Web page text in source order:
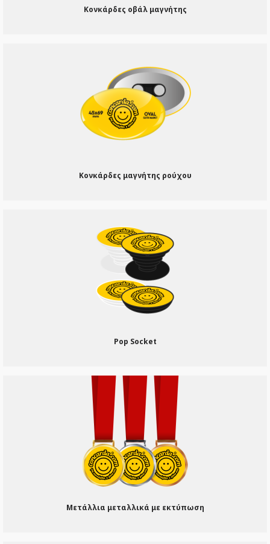
Κονκάρδες οβάλ μαγνήτης
Κονκάρδες μαγνήτης ρούχου
Pop Socket
Μετάλλια μεταλλικά με εκτύπωση